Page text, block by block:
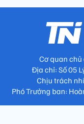
Cơ quan chủ
Địa chỉ: Số 05
Chịu trách
Phó Trưởng ban: